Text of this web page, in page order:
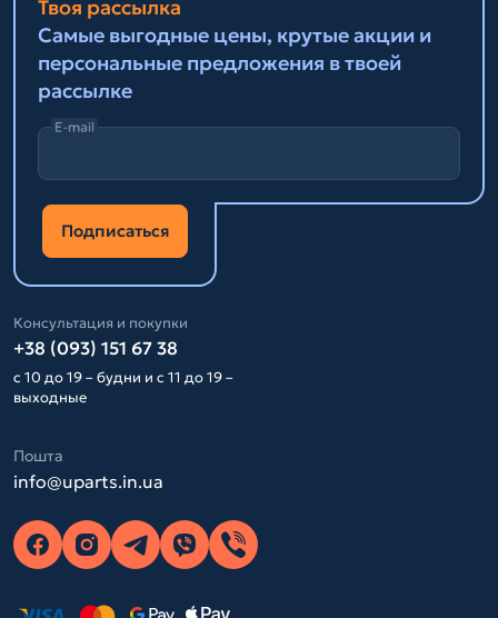
Твоя рассылка
Самые выгодные цены, крутые акции и
персональные предложения в твоей
рассылке
E-mail
Подписаться
Консультация и покупки
+38 (093) 151 67 38
с 10 до 19 – будни и с 11 до 19 –
выходные
Пошта
info@uparts.in.ua